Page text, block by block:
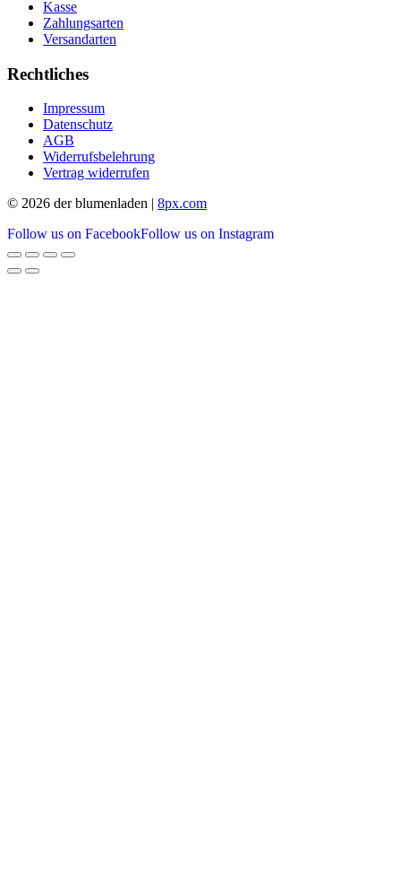
Kasse
Zahlungsarten
Versandarten
Rechtliches
Impressum
Datenschutz
AGB
Widerrufsbelehrung
Vertrag widerrufen
© 2026 der blumenladen | 8px.com
Follow us on FacebookFollow us on Instagram